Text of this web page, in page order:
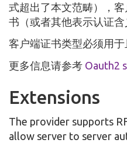
式超出了本文范畴），
书（或者其他表示认证含
客户端证书类型必须用于
更多信息请参考 Oauth2
Extensions
The provider supports
allow server to server